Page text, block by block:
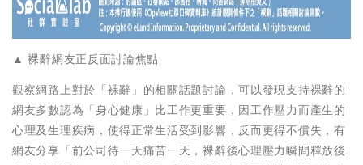
▲ 裸辭網友正反面討論焦點
觀察網路上對於「裸辭」的相關話題討論，可以發現支持裸辭的
網友多數認為「身心健康」比工作更重要，因工作壓力而產生的
心理及生理疾病，使得正常生活受到影響，反而更得不償失，有
網友分享「前公司待一天痛苦一天，裸辭後心理壓力瞬間釋放後